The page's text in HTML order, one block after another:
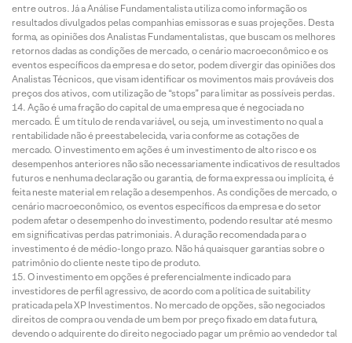
entre outros. Já a Análise Fundamentalista utiliza como informação os
resultados divulgados pelas companhias emissoras e suas projeções. Desta
forma, as opiniões dos Analistas Fundamentalistas, que buscam os melhores
retornos dadas as condições de mercado, o cenário macroeconômico e os
eventos específicos da empresa e do setor, podem divergir das opiniões dos
Analistas Técnicos, que visam identificar os movimentos mais prováveis dos
preços dos ativos, com utilização de “stops” para limitar as possíveis perdas.
Ação é uma fração do capital de uma empresa que é negociada no
mercado. É um título de renda variável, ou seja, um investimento no qual a
rentabilidade não é preestabelecida, varia conforme as cotações de
mercado. O investimento em ações é um investimento de alto risco e os
desempenhos anteriores não são necessariamente indicativos de resultados
futuros e nenhuma declaração ou garantia, de forma expressa ou implícita, é
feita neste material em relação a desempenhos. As condições de mercado, o
cenário macroeconômico, os eventos específicos da empresa e do setor
podem afetar o desempenho do investimento, podendo resultar até mesmo
em significativas perdas patrimoniais. A duração recomendada para o
investimento é de médio-longo prazo. Não há quaisquer garantias sobre o
patrimônio do cliente neste tipo de produto.
O investimento em opções é preferencialmente indicado para
investidores de perfil agressivo, de acordo com a política de suitability
praticada pela XP Investimentos. No mercado de opções, são negociados
direitos de compra ou venda de um bem por preço fixado em data futura,
devendo o adquirente do direito negociado pagar um prêmio ao vendedor tal